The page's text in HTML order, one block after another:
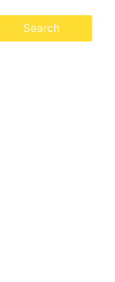
Search